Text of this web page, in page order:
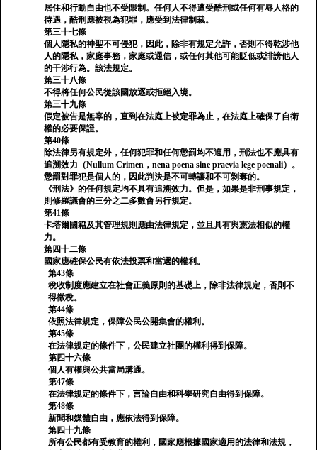
居住和行動自由也不受限制。任何人不得遭受酷刑或任何有辱人格的
待遇，酷刑應被視為犯罪，應受到法律制裁。
第三十七條
個人隱私的神聖不可侵犯，因此，除非有規定允許，否則不得乾涉他
人的隱私，家庭事務，家庭或通信，或任何其他可能貶低或誹謗他人
的干涉行為。該法規定。
第三十八條
不得將任何公民從該國放逐或拒絕入境。
第三十九條
假定被告是無辜的，直到在法庭上被定罪為止，在法庭上確保了自衛
權的必要保證。
第40條
除法律另有規定外，任何犯罪和任何懲罰均不適用，刑法也不應具有
追溯效力（Nullum Crimen，nena poena sine praevia lege poenali）。
懲罰對罪犯是個人的，因此判決是不可轉讓和不可剝奪的。
《刑法》的任何規定均不具有追溯效力。但是，如果是非刑事規定，
則修羅議會的三分之二多數會另行規定。
第41條
卡塔爾國籍及其管理規則應由法律規定，並且具有與憲法相似的權
力。
第四十二條
國家應確保公民有依法投票和當選的權利。
第43條
稅收制度應建立在社會正義原則的基礎上，除非法律規定，否則不
得徵稅。
第44條
依照法律規定，保障公民公開集會的權利。
第45條
在法律規定的條件下，公民建立社團的權利得到保障。
第四十六條
個人有權與公共當局溝通。
第47條
在法律規定的條件下，言論自由和科學研究自由得到保障。
第48條
新聞和媒體自由，應依法得到保障。
第四十九條
所有公民都有受教育的權利，國家應根據國家適用的法律和法規，